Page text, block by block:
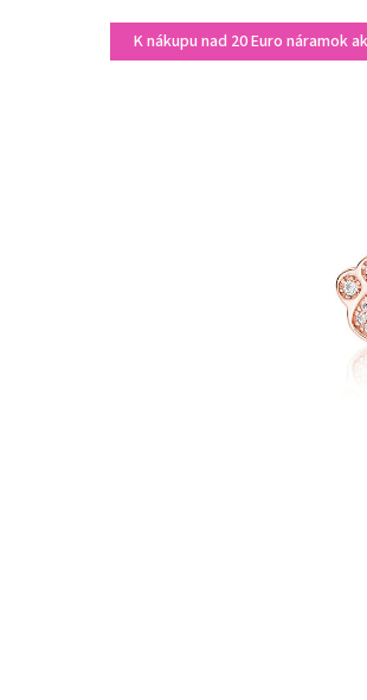
K nákupu nad 20 Euro náramok